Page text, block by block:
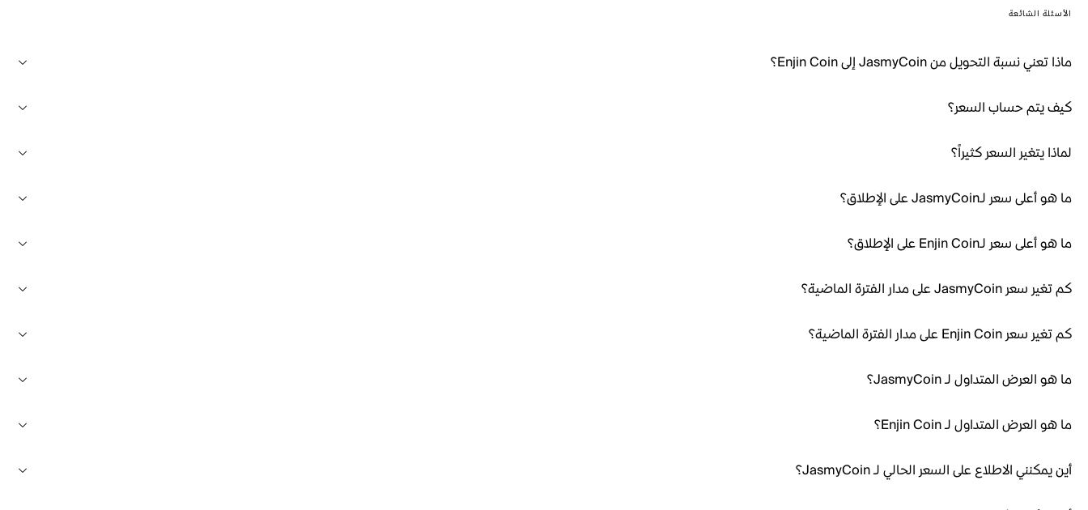
الأسئلة الشائعة
ماذا تعني نسبة التحويل من JasmyCoin إلى Enjin Coin؟
كيف يتم حساب السعر؟
لماذا يتغير السعر كثيراً؟
ما هو أعلى سعر لـJasmyCoin على الإطلاق؟
ما هو أعلى سعر لـEnjin Coin على الإطلاق؟
كم تغير سعر JasmyCoin على مدار الفترة الماضية؟
كم تغير سعر Enjin Coin على مدار الفترة الماضية؟
ما هو العرض المتداول لـ JasmyCoin؟
ما هو العرض المتداول لـ Enjin Coin؟
أين يمكنني الاطلاع على السعر الحالي لـ JasmyCoin؟